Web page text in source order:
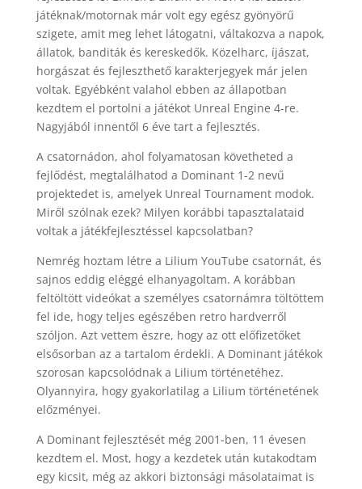
játéknak/motornak már volt egy egész gyönyörű
szigete, amit meg lehet látogatni, váltakozva a napok,
állatok, banditák és kereskedők. Közelharc, íjászat,
horgászat és fejleszthető karakterjegyek már jelen
voltak. Egyébként valahol ebben az állapotban
kezdtem el portolni a játékot Unreal Engine 4-re.
Nagyjából innentől 6 éve tart a fejlesztés.
A csatornádon, ahol folyamatosan követheted a
fejlődést, megtalálhatod a Dominant 1-2 nevű
projektedet is, amelyek Unreal Tournament modok.
Miről szólnak ezek? Milyen korábbi tapasztalataid
voltak a játékfejlesztéssel kapcsolatban?
Nemrég hoztam létre a Lilium YouTube csatornát, és
sajnos eddig eléggé elhanyagoltam. A korábban
feltöltött videókat a személyes csatornámra töltöttem
fel ide, hogy teljes egészében retro hardverről
szóljon. Azt vettem észre, hogy az ott előfizetőket
elsősorban az a tartalom érdekli. A Dominant játékok
szorosan kapcsolódnak a Lilium történetéhez.
Olyannyira, hogy gyakorlatilag a Lilium történetének
előzményei.
A Dominant fejlesztését még 2001-ben, 11 évesen
kezdtem el. Most, hogy a kezdetek után kutakodtam
egy kicsit, még az akkori biztonsági másolataimat is